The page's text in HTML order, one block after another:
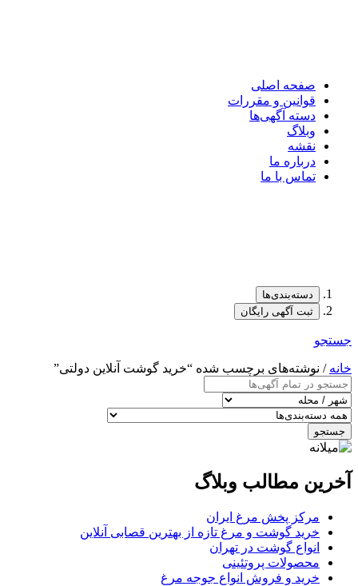
صفحه اصلی
قوانین و مقررات
دسته آگهی‌ها
وبلاگ
نقشه
درباره ما
تماس با ما
دسته‌بندی‌ها
ثبت آگهی رایگان
جستجو
خانه / نوشته‌های برچسب شده “خرید گوشت آنلاین دولتی”
جستجو
آخرین مطالب وبلاگ
مرکز پخش مرغ ایران
خرید گوشت و مرغ تازه از بهترین قصابی آنلاین
انواع گوشت در تهران
محصولات پروتئینی
خرید و فروش انواع جوجه مرغ